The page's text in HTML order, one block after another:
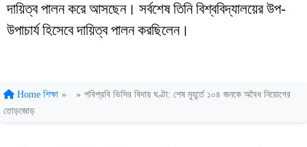
দায়িত্ব পালন করে আসছেন। সর্বশেষ তিনি বিশ্ববিদ্যালয়ের উপ-
উপাচার্য হিসেবে দায়িত্ব পালন করছিলেন।
Home শিক্ষা » » পবিপ্রবি ভিসির বিদায় ঘণ্টা: শেষ মুহূর্তে ১০৪ জনকে অবৈধ নিয়োগের
তোড়জোড়